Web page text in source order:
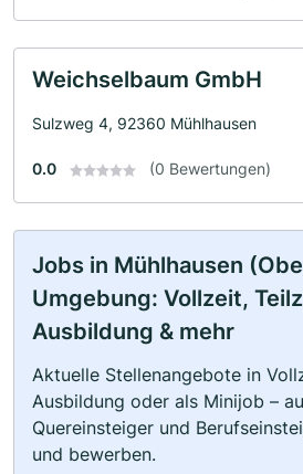
Weichselbaum GmbH
Sulzweg 4, 92360 Mühlhausen
0.0 (0 Bewertungen)
Jobs in Mühlhausen
Umgebung: Vollzeit,
Ausbildung & mehr
Aktuelle Stellenangebote in
Ausbildung oder als Minijob –
Quereinsteiger und
und bewerben.